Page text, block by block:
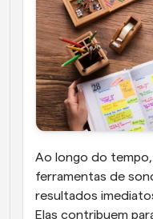
Ao longo do
ferramentas de
resultados
Elas contribuem